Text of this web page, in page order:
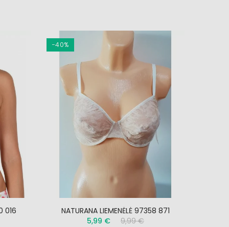
016
−40%
NATURANA LIEMENĖLĖ 97358 871
5,99 €
9,99 €